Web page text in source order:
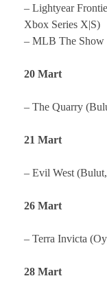
– Lightyear
Xbox Series X|S)
– MLB The Show
20 Mart
– The Quarry
21 Mart
– Evil West
26 Mart
– Terra Invicta
28 Mart